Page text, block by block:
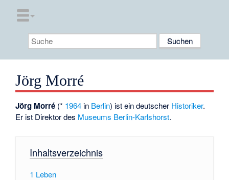
Jörg Morré
Jörg Morré (* 1964 in Berlin) ist ein deutscher Historiker.
Er ist Direktor des Museums Berlin-Karlshorst.
Inhaltsverzeichnis
1 Leben